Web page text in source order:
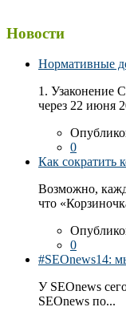
Новости
Нормативные
1. Узаконение
через 22 июня
0
Как сократить
Возможно,
что
0
#SEOnews14:
У SEOnews
SEOnews по...